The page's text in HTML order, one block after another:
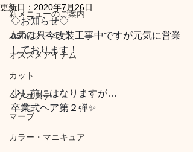
新メニューのご案内
人気のメニュー
オススメアイテム
カット
ヘアエステ
マーブ
カラー・マニキュア
更新日： 2020年7月26日
◇お知らせ◇
ashは只今改装工事中ですが元気に営業
しております！
少し前にはなりますが…
卒業式ヘア第２弾✨